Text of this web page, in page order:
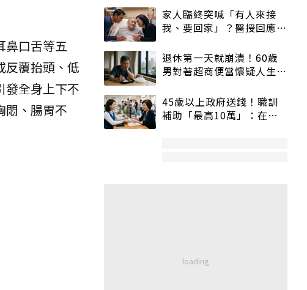
鼻口舌等五
反覆抬頭、低
發全身上下不
悶、腸胃不
家人臨終突喊「有人來接
我、要回家」？醫授回應方
退休第一天就崩潰！60歲
男對著超商便當懷疑人生
45歲以上政府送錢！職訓
補助「最高10萬」：在